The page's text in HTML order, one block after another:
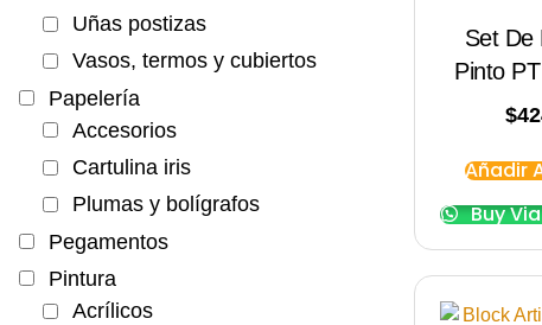
Uñas postizas
Vasos, termos y cubiertos
Papelería
Accesorios
Cartulina iris
Plumas y bolígrafos
Pegamentos
Pintura
Acrílicos
Set De
Pinto
$
Añadir
Buy